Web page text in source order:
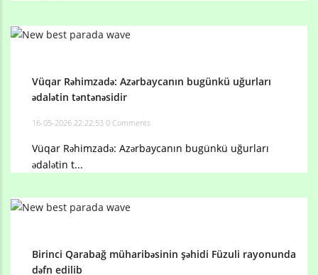
Vüqar Rəhimzadə: Azərbaycanın bugünkü uğurları
ədalətin təntənəsidir
16-05-2026 22:22:53 0 Comments
Vüqar Rəhimzadə: Azərbaycanın bugünkü uğurları
ədalətin t...
Birinci Qarabağ müharibəsinin şəhidi Füzuli rayonunda
dəfn edilib